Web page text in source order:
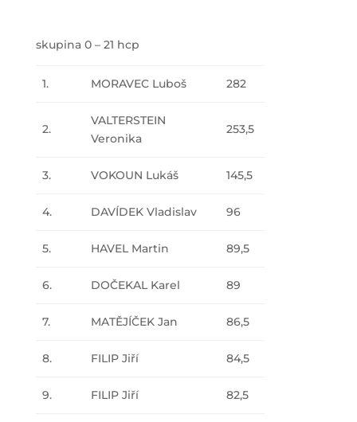
skupina 0 – 21 hcp
1. MORAVEC Luboš 282
2.
VALTERSTEIN
Veronika
253,5
3. VOKOUN Lukáš 145,5
4. DAVÍDEK Vladislav 96
5. HAVEL Martin 89,5
6. DOČEKAL Karel 89
7. MATĚJÍČEK Jan 86,5
8. FILIP Jiří 84,5
9. FILIP Jiří 82,5